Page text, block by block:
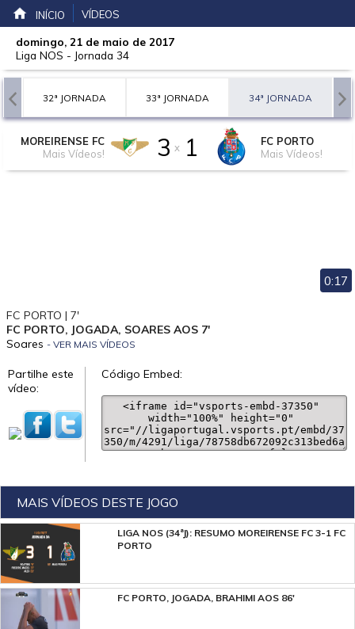
INÍCIO VÍDEOS
domingo, 21 de maio de 2017
Liga NOS - Jornada 34
32ª JORNADA 33ª JORNADA 34ª JORNADA
MOREIRENSE FC
Mais Vídeos!
3 x 1
FC PORTO
Mais Vídeos!
0:17
FC PORTO | 7'
FC PORTO, JOGADA, SOARES AOS 7'
Soares - VER MAIS VÍDEOS
Partilhe este
vídeo:
Código Embed:
MAIS VÍDEOS DESTE JOGO
LIGA NOS (34ªJ): RESUMO MOREIRENSE FC 3-1 FC
PORTO
FC PORTO, JOGADA, BRAHIMI AOS 86'